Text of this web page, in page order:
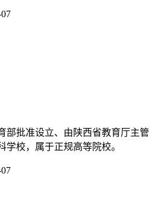
部批准设立、由陕西省教育厅主管
学校，属于正规高等院校‌。‌‌